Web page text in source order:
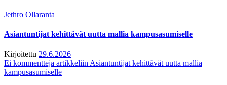
Jethro Ollaranta
Asiantuntijat kehittävät uutta mallia kampusasumiselle
Kirjoitettu 29.6.2026
Ei kommentteja artikkeliin Asiantuntijat kehittävät uutta mallia
kampusasumiselle